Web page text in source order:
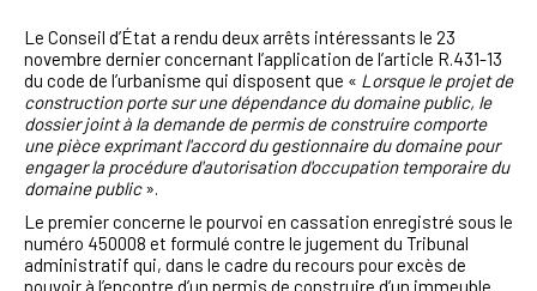
Le Conseil d’État a rendu deux arrêts intéressants le 23
novembre dernier concernant l’application de l’article R.431-13
du code de l’urbanisme qui disposent que « Lorsque le projet de
construction porte sur une dépendance du domaine public, le
dossier joint à la demande de permis de construire comporte
une pièce exprimant l'accord du gestionnaire du domaine pour
engager la procédure d'autorisation d'occupation temporaire du
domaine public».
Le premier concerne le pourvoi en cassation enregistré sous le
numéro 450008 et formulé contre le jugement du Tribunal
administratif qui, dans le cadre du recours pour excès de
pouvoir à l’encontre d’un permis de construire d’un immeuble